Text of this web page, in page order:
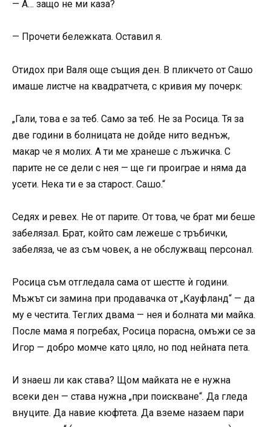
— А… защо не ми каза?
— Прочети бележката. Оставил я.
Отидох при Валя още същия ден. В пликчето от Сашо
имаше листче на квадратчета, с кривия му почерк:
„Гали, това е за теб. Само за теб. Не за Росица. Тя за
две години в болницата не дойде нито веднъж,
макар че я молих. А ти ме хранеше с лъжичка. С
парите не се дели с нея — ще ги проиграе и няма да
усети. Нека ти е за старост. Сашо.“
Седях и ревех. Не от парите. От това, че брат ми беше
забелязал. Брат, който сам лежеше с тръбички,
забеляза, че аз съм човек, а не обслужващ персонал.
Росица съм отгледала сама от шестте ѝ години.
Мъжът си замина при продавачка от „Кауфланд“ — да
му е честита. Теглих двама — нея и болната ми майка.
После мама я погребах, Росица порасна, омъжи се за
Игор — добро момче като цяло, но под нейната пета.
И знаеш ли как става? Щом майката не е нужна
всеки ден — става нужна „при поискване“. Да гледа
внуците. Да навие кюфтета. Да вземе назаем пари